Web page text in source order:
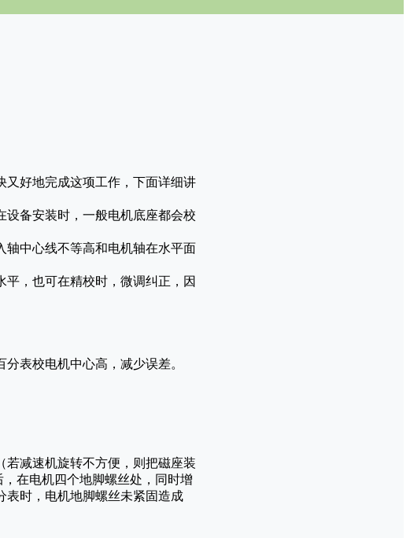
又好地完成这项工作，下面详细讲
备安装时，一般电机底座都会校
中心线不等高和电机轴在水平面
，也可在精校时，微调纠正，因
表校电机中心高，减少误差。
减速机旋转不方便，则把磁座装
在电机四个地脚螺丝处，同时增
表时，电机地脚螺丝未紧固造成